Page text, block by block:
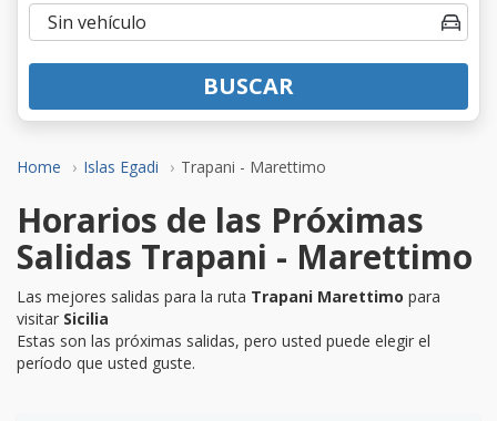
Home Islas Egadi Trapani - Marettimo
BUSCAR
Horarios de las Próximas
Salidas Trapani - Marettimo
Las mejores salidas para la ruta Trapani Marettimo para
visitar Sicilia
Estas son las próximas salidas, pero usted puede elegir el
período que usted guste.